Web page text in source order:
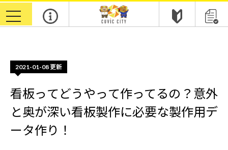
toggle
navigation
2021-01-08 更新
看板ってどうやって作ってるの？意外
と奥が深い看板製作に必要な製作用デ
ータ作り！